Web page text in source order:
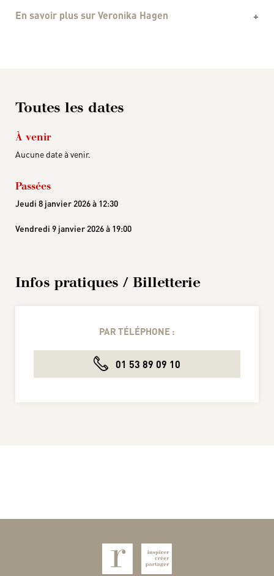
En savoir plus sur Veronika Hagen
Toutes les dates
À venir
Aucune date à venir.
Passées
Jeudi 8 janvier 2026 à 12:30
Vendredi 9 janvier 2026 à 19:00
Infos pratiques / Billetterie
PAR TÉLÉPHONE :
01 53 89 09 10